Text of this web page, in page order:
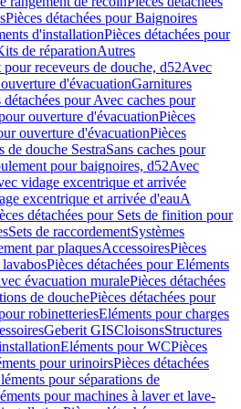
Pièces détachées pour Baignoires
d'installationPièces détachées pour
de réparationAutres
receveurs de douche, d52Avec
d'évacuationGarnitures
détachées pour Avec caches pour
ouverture d'évacuationPièces
ouverture d'évacuationPièces
de douche SestraSans caches pour
pour baignoires, d52Avec
vidage excentrique et arrivée
excentrique et arrivée d'eauA
détachées pour Sets de finition pour
Sets de raccordementSystèmes
par plaquesAccessoiresPièces
Pièces détachées pour Eléments
évacuation muralePièces détachées
de douchePièces détachées pour
robinetteriesEléments pour charges
Geberit GISCloisonsStructures
Eléments pour WCPièces
pour urinoirsPièces détachées
pour séparations de
pour machines à laver et lave-